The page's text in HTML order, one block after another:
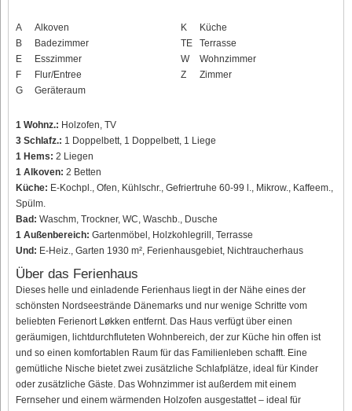
A
Alkoven
B
Badezimmer
E
Esszimmer
F
Flur/Entree
G
Geräteraum
K
Küche
TE
Terrasse
W
Wohnzimmer
Z
Zimmer
1 Wohnz.: Holzofen, TV
3 Schlafz.: 1 Doppelbett, 1 Doppelbett, 1 Liege
1 Hems: 2 Liegen
1 Alkoven: 2 Betten
Küche: E-Kochpl., Ofen, Kühlschr., Gefriertruhe 60-99 l., Mikrow., Kaffeem.,
Spülm.
Bad: Waschm, Trockner, WC, Waschb., Dusche
1 Außenbereich: Gartenmöbel, Holzkohlegrill, Terrasse
Und: E-Heiz., Garten 1930 m², Ferienhausgebiet, Nichtraucherhaus
Über das Ferienhaus
Dieses helle und einladende Ferienhaus liegt in der Nähe eines der
schönsten Nordseestrände Dänemarks und nur wenige Schritte vom
beliebten Ferienort Løkken entfernt. Das Haus verfügt über einen
geräumigen, lichtdurchfluteten Wohnbereich, der zur Küche hin offen ist
und so einen komfortablen Raum für das Familienleben schafft. Eine
gemütliche Nische bietet zwei zusätzliche Schlafplätze, ideal für Kinder
oder zusätzliche Gäste. Das Wohnzimmer ist außerdem mit einem
Fernseher und einem wärmenden Holzofen ausgestattet – ideal für